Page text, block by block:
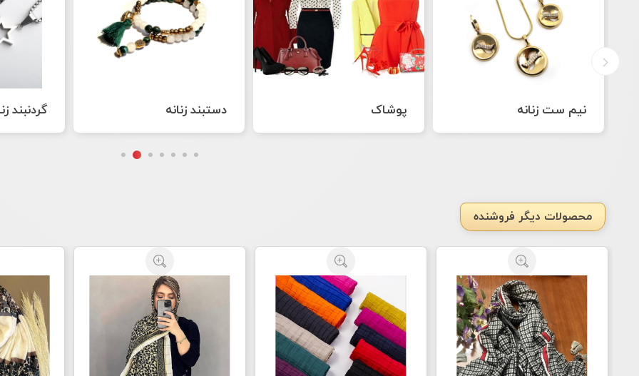
پوشاک دستبند زنانه گردنبند زنانه گوشواره
محصولات دیگر فروشنده